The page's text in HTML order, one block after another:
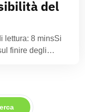
del
lettura: 8 minsSi
finire degli…